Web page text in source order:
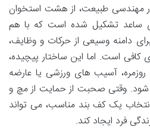
طبیعت، از هشت استخوان
ساعد تشکیل شده است که با هم
دامنه وسیعی از حرکات و وظایف،
کافی است. اما این ساختار پیچیده،
روزمره، آسیب های ورزشی یا عارضه
وقتی صحبت از حمایت از مچ و
یک کف بند مناسب، می تواند
فرد ایجاد کند.